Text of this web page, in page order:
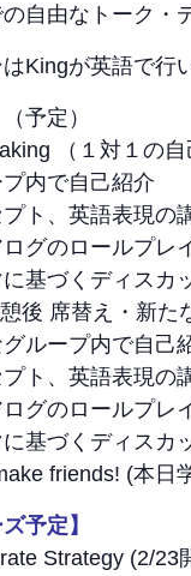
自由なトーク・
Kingが英語で行
（予定）
（１対１の
プ内で自己紹介
プト、英語表現の
ログのロールプ
に基づくディス
後 席替え・新た
グループ内で自己
プト、英語表現の
ログのロールプ
に基づくディス
friends! (本日
予定】
Strategy (2/23